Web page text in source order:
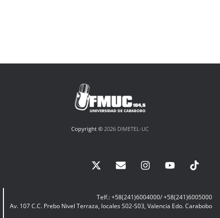
Copyright © 2026 DIMETEL-UC
Telf.: +58(241)6004000/ +58(241)6005000
Av. 107 C.C. Prebo Nivel Terraza, locales S02-S03, Valencia Edo. Carabobo